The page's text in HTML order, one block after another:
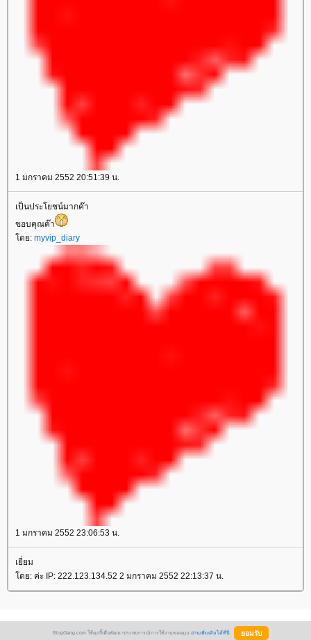
1 มกราคม 2552 20:51:39 น.
เป็นประโยชน์มากค๊า
ขอบคุณค๊า
ดย: myvip_diary
1 มกราคม 2552 23:06:53 น.
เยี่ยม
ดย: ค่ะ IP: 222.123.134.52 2 มกราคม 2552 22:13:37 น.
BlogGang.com ใช้คุกกี้เพื่อพัฒนาประสบการณ์การใช้งานของคุณ อ่านเพิ่มเติมได้ที่นี่